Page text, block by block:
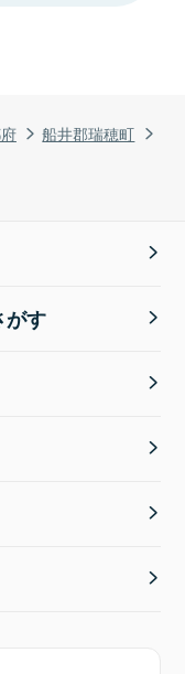
船井郡瑞穂町
がす